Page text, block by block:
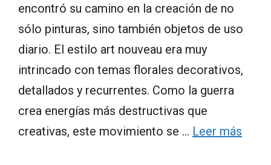
encontró su camino en la creación de no
sólo pinturas, sino también objetos de uso
diario. El estilo art nouveau era muy
intrincado con temas florales decorativos,
detallados y recurrentes. Como la guerra
crea energías más destructivas que
creativas, este movimiento se … Leer más